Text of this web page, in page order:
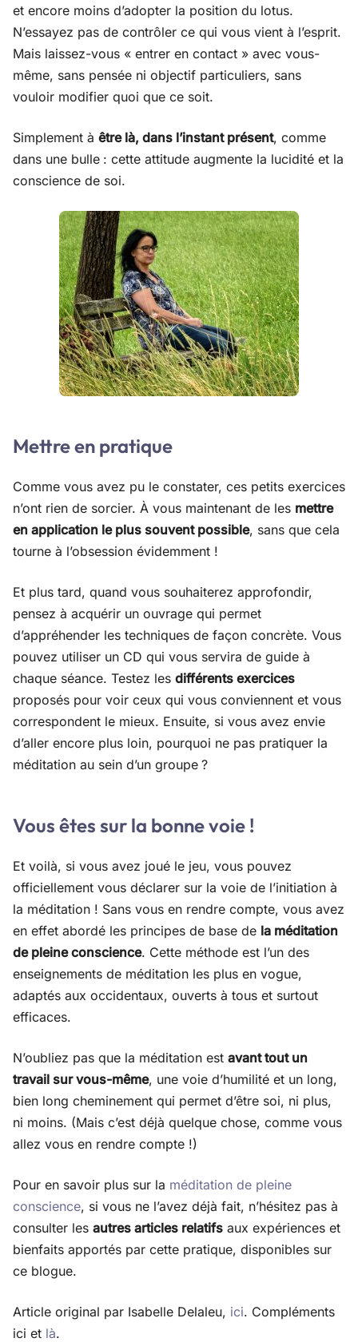
et encore moins d’adopter la position du lotus.
N’essayez pas de contrôler ce qui vous vient à l’esprit.
Mais laissez-vous « entrer en contact » avec vous-
même, sans pensée ni objectif particuliers, sans
vouloir modifier quoi que ce soit.
Simplement à être là, dans l’instant présent, comme
dans une bulle : cette attitude augmente la lucidité et la
conscience de soi.
Mettre en pratique
Comme vous avez pu le constater, ces petits exercices
n’ont rien de sorcier. À vous maintenant de les mettre
en application le plus souvent possible, sans que cela
tourne à l’obsession évidemment !
Et plus tard, quand vous souhaiterez approfondir,
pensez à acquérir un ouvrage qui permet
d’appréhender les techniques de façon concrète. Vous
pouvez utiliser un CD qui vous servira de guide à
chaque séance. Testez les différents exercices
proposés pour voir ceux qui vous conviennent et vous
correspondent le mieux. Ensuite, si vous avez envie
d’aller encore plus loin, pourquoi ne pas pratiquer la
méditation au sein d’un groupe ?
Vous êtes sur la bonne voie !
Et voilà, si vous avez joué le jeu, vous pouvez
officiellement vous déclarer sur la voie de l’initiation à
la méditation ! Sans vous en rendre compte, vous avez
en effet abordé les principes de base de la méditation
de pleine conscience. Cette méthode est l’un des
enseignements de méditation les plus en vogue,
adaptés aux occidentaux, ouverts à tous et surtout
efficaces.
N’oubliez pas que la méditation est avant tout un
travail sur vous-même, une voie d’humilité et un long,
bien long cheminement qui permet d’être soi, ni plus,
ni moins. (Mais c’est déjà quelque chose, comme vous
allez vous en rendre compte !)
Pour en savoir plus sur la méditation de pleine
conscience, si vous ne l’avez déjà fait, n’hésitez pas à
consulter les autres articles relatifs aux expériences et
bienfaits apportés par cette pratique, disponibles sur
ce blogue.
Article original par Isabelle Delaleu, ici. Compléments
ici et là.